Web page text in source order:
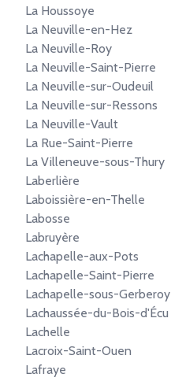
La Houssoye
La Neuville-en-Hez
La Neuville-Roy
La Neuville-Saint-Pierre
La Neuville-sur-Oudeuil
La Neuville-sur-Ressons
La Neuville-Vault
La Rue-Saint-Pierre
La Villeneuve-sous-Thury
Laberlière
Laboissière-en-Thelle
Labosse
Labruyère
Lachapelle-aux-Pots
Lachapelle-Saint-Pierre
Lachapelle-sous-Gerberoy
Lachaussée-du-Bois-d'Écu
Lachelle
Lacroix-Saint-Ouen
Lafraye